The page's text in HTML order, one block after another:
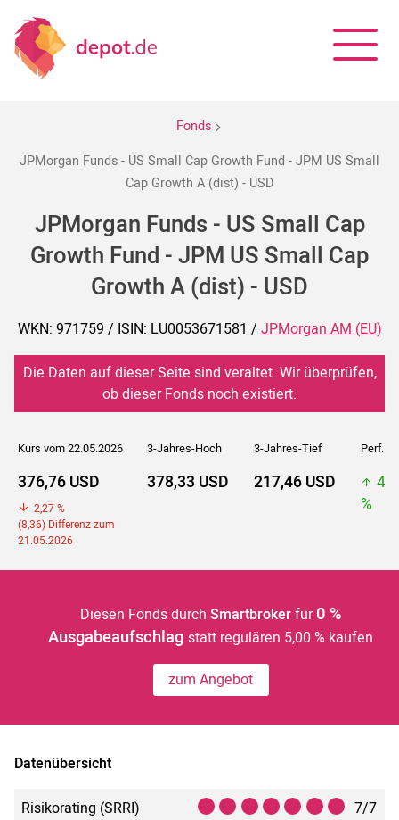
Fonds
JPMorgan Funds - US Small Cap Growth Fund - JPM US Small
Cap Growth A (dist) - USD
JPMorgan Funds - US Small Cap
Growth Fund - JPM US Small Cap
Growth A (dist) - USD
WKN: 971759 / ISIN: LU0053671581 /JPMorgan AM (EU)
Die Daten auf dieser Seite sind veraltet. Wir überprüfen,
ob dieser Fonds noch existiert.
Kurs vom 22.05.2026 3-Jahres-Hoch 3-Jahres-Tief Perf. 5J
376,76 USD
2,27 %
(8,36) Differenz zum
21.05.2026
378,33 USD 217,46 USD
%
Diesen Fonds durch Smartbrokerfür 0 %
Ausgabeaufschlagstatt regulären 5,00 % kaufen
zum Angebot
Datenübersicht
Risikorating (SRRI)
7/7